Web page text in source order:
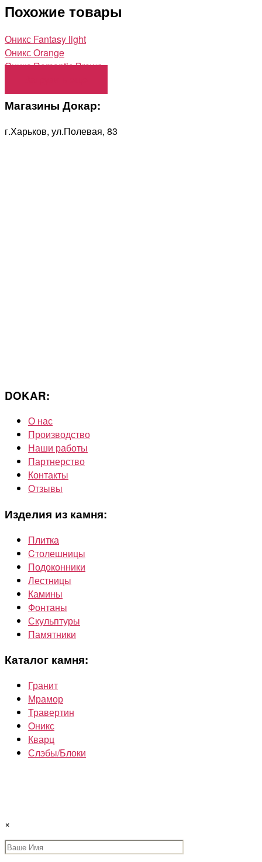
Похожие товары
Оникс Fantasy light
Оникс Orange
Оникс Romantic Brown
Магазины Докар:
г.Харьков, ул.Полевая, 83
DOKAR:
О нас
Производство
Наши работы
Партнерство
Контакты
Отзывы
Изделия из камня:
Плитка
Cтолешницы
Подоконники
Лестницы
Камины
Фонтаны
Скульптуры
Памятники
Каталог камня:
Гранит
Мрамор
Травертин
Oникс
Кварц
Слэбы/Блоки
×